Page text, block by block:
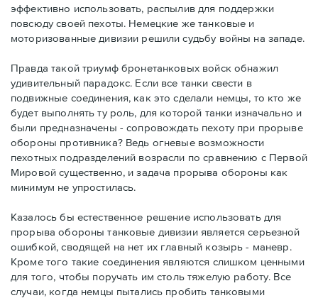
эффективно использовать, распылив для поддержки
повсюду своей пехоты. Немецкие же танковые и
моторизованные дивизии решили судьбу войны на западе.
Правда такой триумф бронетанковых войск обнажил
удивительный парадокс. Если все танки свести в
подвижные соединения, как это сделали немцы, то кто же
будет выполнять ту роль, для которой танки изначально и
были предназначены - сопровождать пехоту при прорыве
обороны противника? Ведь огневые возможности
пехотных подразделений возрасли по сравнению с Первой
Мировой существенно, и задача прорыва обороны как
минимум не упростилась.
Казалось бы естественное решение использовать для
прорыва обороны танковые дивизии является серьезной
ошибкой, сводящей на нет их главный козырь - маневр.
Кроме того такие соединения являются слишком ценными
для того, чтобы поручать им столь тяжелую работу. Все
случаи, когда немцы пытались пробить танковыми